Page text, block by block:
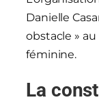
Danielle
obstacle »
féminine.
La